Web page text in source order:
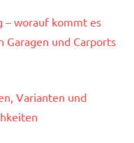
– worauf kommt es
Garagen und Carports
Varianten und